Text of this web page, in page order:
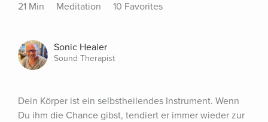
21 Min Meditation 10 Favorites
Sonic Healer
Sound Therapist
Dein Körper ist ein selbstheilendes Instrument. Wenn
Du ihm die Chance gibst, tendiert er immer wieder zur